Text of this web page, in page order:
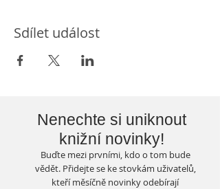
Sdílet událost
Nenechte si uniknout
knižní novinky!
Buďte mezi prvními, kdo o tom bude
vědět. Přidejte se ke stovkám uživatelů,
kteří měsíčně novinky odebírají